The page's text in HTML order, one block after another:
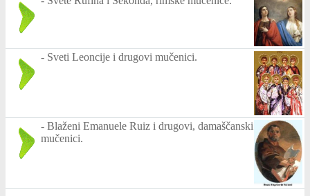
- Sveti Leoncije i drugovi mučenici.
- Blaženi Emanuele Ruiz i drugovi, damaščanski
mučenici.